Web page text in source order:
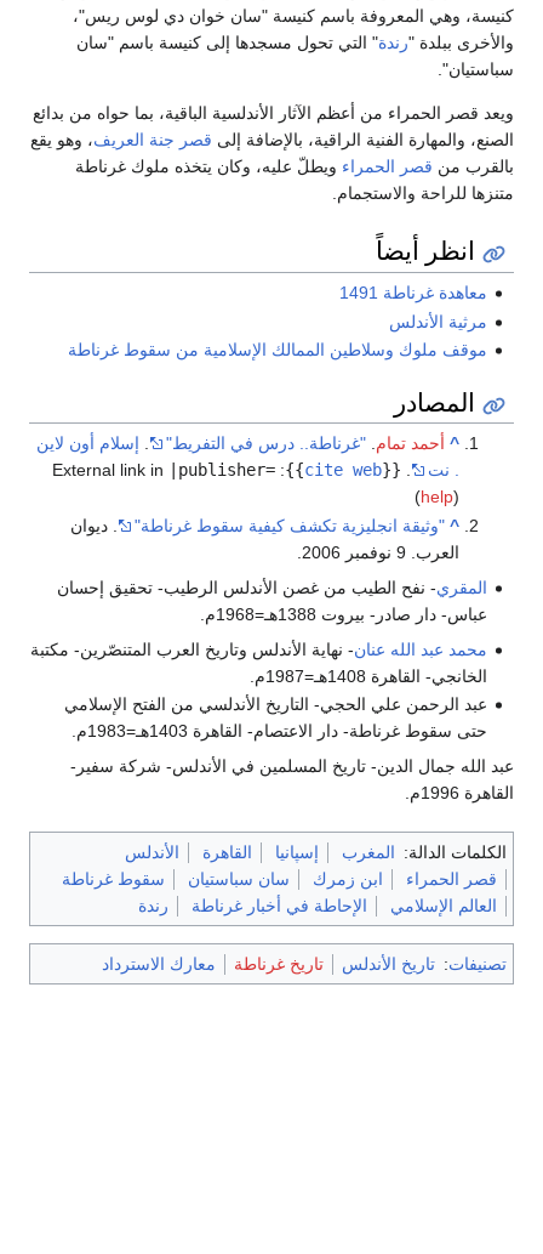
كنيسة، وهي المعروفة باسم كنيسة "سان خوان دي لوس ريس"،
والأخرى ببلدة "رندة" التي تحول مسجدها إلى كنيسة باسم "سان
سباستيان".
ويعد قصر الحمراء من أعظم الآثار الأندلسية الباقية، بما حواه من بدائع
الصنع، والمهارة الفنية الراقية، بالإضافة إلى قصر جنة العريف، وهو يقع
بالقرب من قصر الحمراء ويطلّ عليه، وكان يتخذه ملوك غرناطة
متنزها للراحة والاستجمام.
انظر أيضاً
معاهدة غرناطة 1491
مرثية الأندلس
موقف ملوك وسلاطين الممالك الإسلامية من سقوط غرناطة
المصادر
^ أحمد تمام. "غرناطة.. درس في التفريط" . إسلام أون لاين
. نت
.
{{
cite web
}}
:
External link in
|publisher=
(help)
^ "وثيقة انجليزية تكشف كيفية سقوط غرناطة"
. ديوان
العرب. 9 نوفمبر 2006.
المقري- نفح الطيب من غصن الأندلس الرطيب- تحقيق إحسان
عباس- دار صادر- بيروت 1388هـ=1968م.
محمد عبد الله عنان- نهاية الأندلس وتاريخ العرب المتنصّرين- مكتبة
الخانجي- القاهرة 1408هـ=1987م.
عبد الرحمن علي الحجي- التاريخ الأندلسي من الفتح الإسلامي
حتى سقوط غرناطة- دار الاعتصام- القاهرة 1403هـ=1983م.
عبد الله جمال الدين- تاريخ المسلمين في الأندلس- شركة سفير-
القاهرة 1996م.
الكلمات الدالة: المغرب إسپانيا القاهرة
الأندلس
قصر الحمراء
ابن زمرك سان سباستيان
سقوط غرناطة
العالم الإسلامي
الإحاطة في أخبار غرناطة رندة
تصنيفات: تاريخ الأندلس تاريخ غرناطة معارك الاسترداد